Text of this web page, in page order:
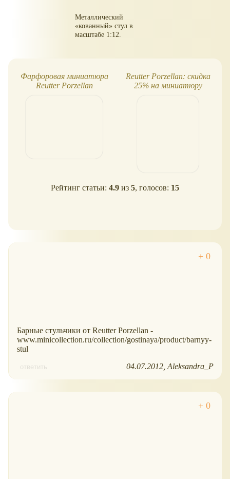
Металлический
кованный
стул в
масштабе 1:12.
Фарфоровая миниатюра
Reutter Porzellan
Reutter Porzellan: скидка
25% на миниатюру
Рейтинг статьи: 4.9 из 5, голосов: 15
Барные стульчики от Reutter Porzellan -
www.minicollection.ru/collection/gostinaya/product/barnyy-
stul
ответить 04.07.2012 Aleksandra_P